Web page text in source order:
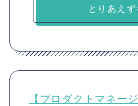
とりあえ
【プロダクトマネー